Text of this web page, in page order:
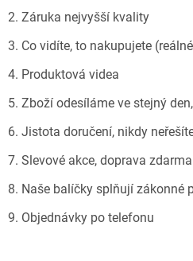
2. Záruka nejvyšší kvality
3. Co vidíte, to nakupujete
4. Produktová videa
5. Zboží odesíláme ve stejný
6. Jistota doručení, nikdy
7. Slevové akce, doprava zdarma
8. Naše balíčky splňují zákonné
9. Objednávky po telefonu